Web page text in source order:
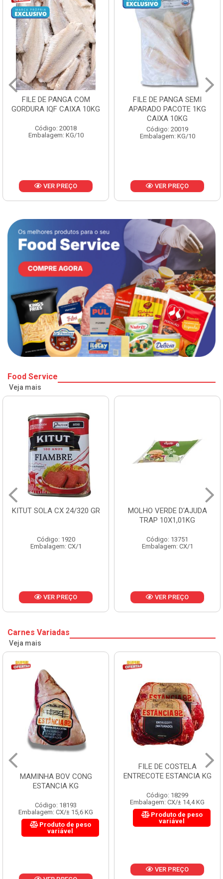
FILE DE PANGA SEMI
APARADO PACOTE 1KG
Código: 20019
Embalagem: KG/10
VER PREÇO
POLACA DESFIADA
PESCAMARES PCT5KG
CX10KG
Código: 20161
Embalagem: KG/10
VER PREÇO
Food Service
Veja mais
320 GR
MOLHO VERDE D'AJUDA
Embalagem: CX/1
VER PREÇO
FRUTAS
VER
Carnes Variadas
Veja mais
MAMINHA BOV CONG
ESTANCIA KG
Código: 18193
Embalagem: CX/± 15,6 KG
Produto de peso
variável
FILE DE COSTELA
ENTRECOTE ESTANCIA KG
Código: 18299
Embalagem: CX/± 14,4 KG
Produto de peso
variável
VER PREÇO